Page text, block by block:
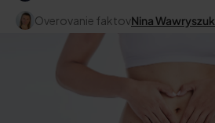
Overovanie faktovNina Wawryszuk